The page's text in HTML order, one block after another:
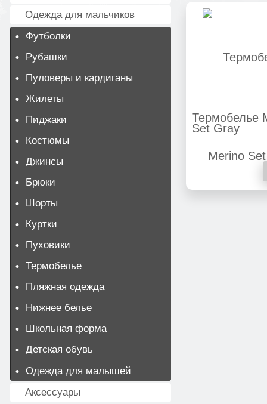
Термобелье
Set Gray
Одежда для мальчиков
Футболки
Рубашки
Пуловеры и кардиганы
Жилеты
Пиджаки
Костюмы
Джинсы
Брюки
Шорты
Куртки
Пуховики
Термобелье
Пляжная одежда
Нижнее белье
Школьная форма
Детская обувь
Одежда для малышей
Аксессуары